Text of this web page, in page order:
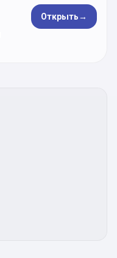
Открыть→